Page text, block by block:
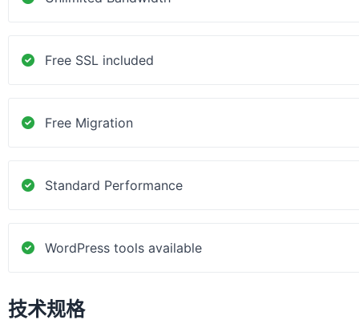
Free SSL included
Free Migration
Standard Performance
WordPress tools available
技术规格